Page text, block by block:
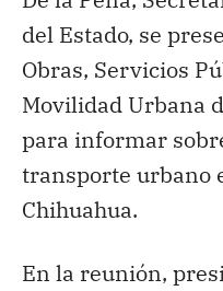
del Estado, se
Obras, Servicios
Movilidad Urbana
para informar
transporte urbano
Chihuahua.
En la reunión,